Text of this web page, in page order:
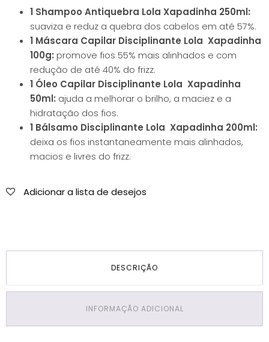
1 Shampoo Antiquebra Lola Xapadinha 250ml:
suaviza e reduz a quebra dos cabelos em até 57%.
1 Máscara Capilar Disciplinante Lola Xapadinha
100g: promove fios 55% mais alinhados e com
redução de até 40% do frizz.
1 Óleo Capilar Disciplinante Lola Xapadinha
50ml: ajuda a melhorar o brilho, a maciez e a
hidratação dos fios.
1 Bálsamo Disciplinante Lola Xapadinha 200ml:
deixa os fios instantaneamente mais alinhados,
macios e livres do frizz.
Adicionar a lista de desejos
DESCRIÇÃO
INFORMAÇÃO ADICIONAL